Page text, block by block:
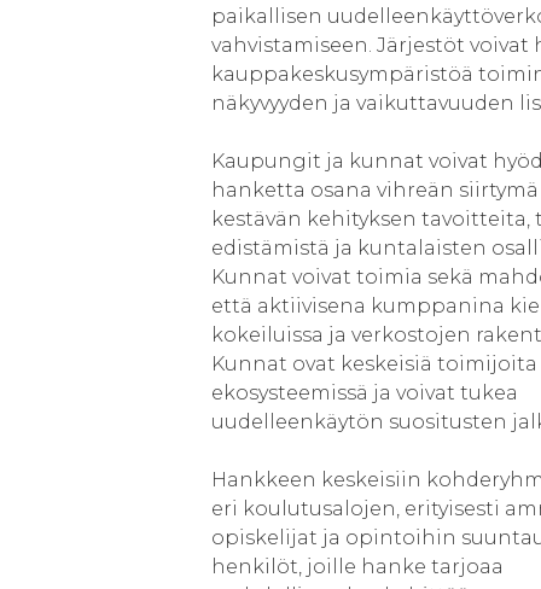
paikallisen
vahvistamiseen. Järjestöt voivat
kauppakeskusympäristöä
näkyvyyden ja vaikuttavuuden
Kaupungit ja kunnat voivat
hanketta osana vihreän
kestävän kehityksen tavoitteita,
edistämistä ja kuntalaisten
Kunnat voivat toimia sekä
että aktiivisena kumppanina
kokeiluissa ja verkostojen
Kunnat ovat keskeisiä toimijoita
ekosysteemissä ja voivat tukea
uudelleenkäytön suositusten
Hankkeen keskeisiin
eri koulutusalojen, erityisesti
opiskelijat ja opintoihin
henkilöt, joille hanke tarjoaa